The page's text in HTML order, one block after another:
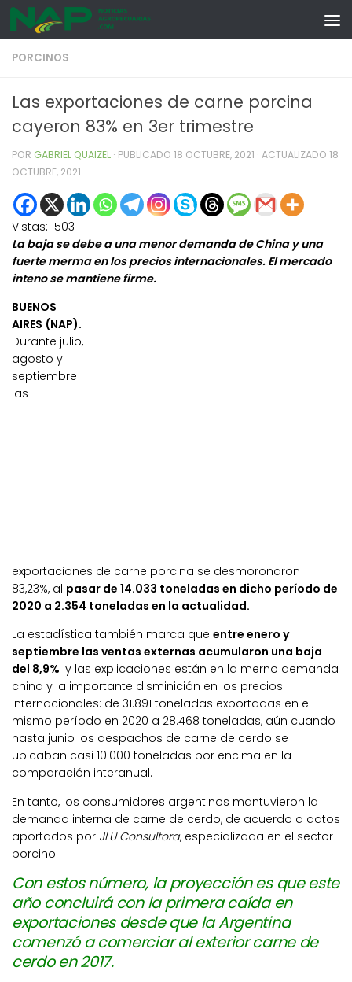
Skip to content
PORCINOS
Las exportaciones de carne porcina
cayeron 83% en 3er trimestre
POR GABRIEL QUAIZEL · PUBLICADO 18 OCTUBRE, 2021 · ACTUALIZADO 18
OCTUBRE, 2021
Vistas: 1503
La baja se debe a una menor demanda de China y una
fuerte merma en los precios internacionales. El mercado
inteno se mantiene firme.
BUENOS
AIRES (NAP).
Durante julio,
agosto y
septiembre
las
exportaciones de carne porcina se desmoronaron
83,23%, al pasar de 14.033 toneladas en dicho período de
2020 a 2.354 toneladas en la actualidad.
La estadística también marca que entre enero y
septiembre las ventas externas acumularon una baja
del 8,9% y las explicaciones están en la merno demanda
china y la importante disminición en los precios
internacionales: de 31.891 toneladas exportadas en el
mismo período en 2020 a 28.468 toneladas, aún cuando
hasta junio los despachos de carne de cerdo se
ubicaban casi 10.000 toneladas por encima en la
comparación interanual.
En tanto, los consumidores argentinos mantuvieron la
demanda interna de carne de cerdo, de acuerdo a datos
aportados por JLU Consultora, especializada en el sector
porcino.
Con estos número, la proyección es que este
año concluirá con la primera caída en
exportaciones desde que la Argentina
comenzó a comerciar al exterior carne de
cerdo en 2017.